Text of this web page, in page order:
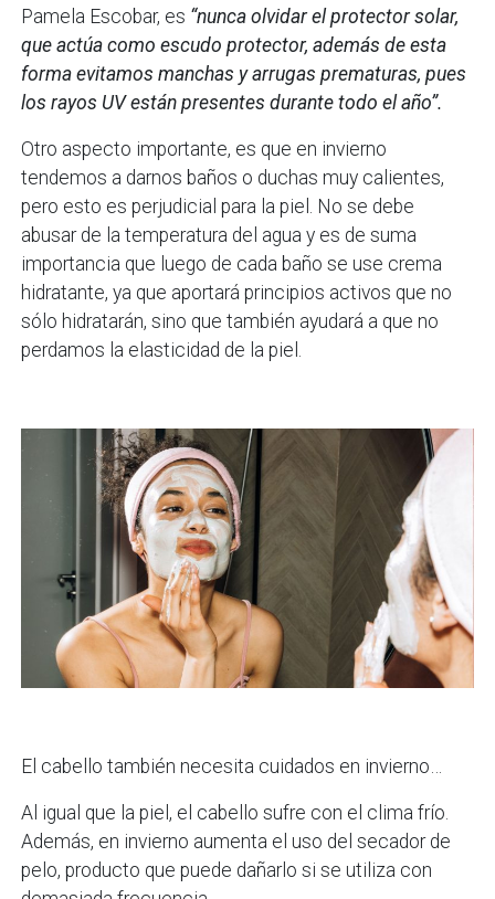
Pamela Escobar, es “nunca olvidar el protector solar,
que actúa como escudo protector, además de esta
forma evitamos manchas y arrugas prematuras, pues
los rayos UV están presentes durante todo el año”.
Otro aspecto importante, es que en invierno
tendemos a darnos baños o duchas muy calientes,
pero esto es perjudicial para la piel. No se debe
abusar de la temperatura del agua y es de suma
importancia que luego de cada baño se use crema
hidratante, ya que aportará principios activos que no
sólo hidratarán, sino que también ayudará a que no
perdamos la elasticidad de la piel.
El cabello también necesita cuidados en invierno…
Al igual que la piel, el cabello sufre con el clima frío.
Además, en invierno aumenta el uso del secador de
pelo, producto que puede dañarlo si se utiliza con